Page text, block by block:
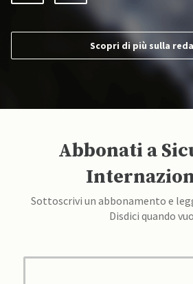
Scopri di più sulla
Abbonati a
Sottoscrivi un abbonamento e
Disdici quando